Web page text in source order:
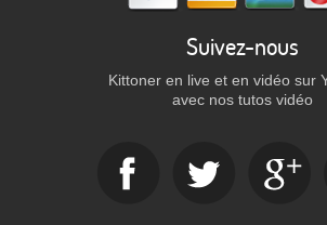
Suivez-nous
Kittoner en live et en vidéo sur
avec nos tutos vidéo